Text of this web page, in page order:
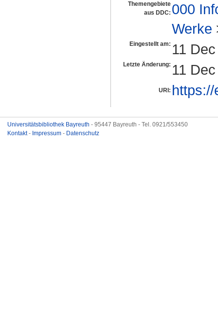
Themengebiete
aus DDC: 000
Werke
Eingestellt am: 11
Letzte Änderung: 11
URI:
Universitätsbibliothek Bayreuth - 95447 Bayreuth - Tel. 0921/553450
Kontakt- Impressum - Datenschutz